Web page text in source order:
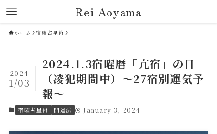
Rei Aoyama
ホーム 宿曜占星術
2024.1.3宿曜暦「亢宿」の日
（凌犯期間中）～27宿別運気予
報～
2024
1/03
宿曜占星術 開運法 January 3, 2024